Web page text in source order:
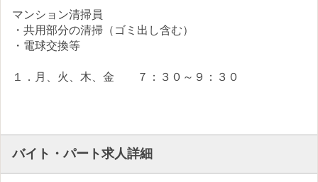
マンション清掃員
・共用部分の清掃（ゴミ出し含む）
・電球交換等
１．月、火、木、金 ７：３０～９：３０
バイト・パート求人詳細